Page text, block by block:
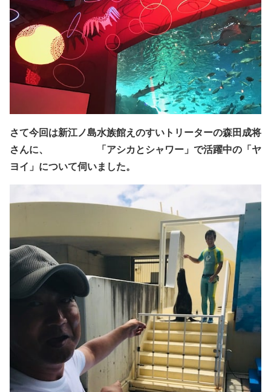
さて今回は新江ノ島水族館えのすいトリーターの森田成将
さんに、
「アシカとシャワー」で活躍中の「ヤ
ヨイ」について伺いました。